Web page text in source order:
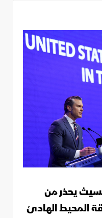
2026.. هيجسيث يحذر من
المحيط الهادئ